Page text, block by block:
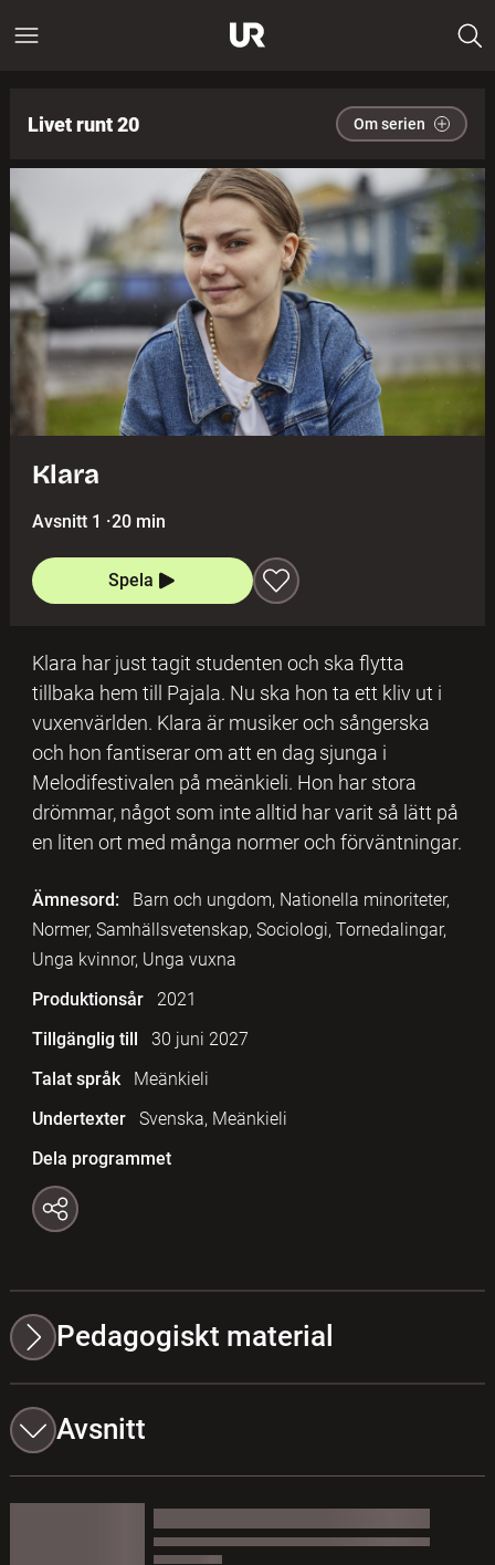
Livet runt 20 Om serien
Klara
Avsnitt 1 ·20 min
Spela
Klara har just tagit studenten och ska flytta
tillbaka hem till Pajala. Nu ska hon ta ett kliv ut i
vuxenvärlden. Klara är musiker och sångerska
och hon fantiserar om att en dag sjunga i
Melodifestivalen på meänkieli. Hon har stora
drömmar, något som inte alltid har varit så lätt på
en liten ort med många normer och förväntningar.
Ämnesord:
Barn och ungdom, Nationella minoriteter,
Normer, Samhällsvetenskap, Sociologi, Tornedalingar,
Unga kvinnor, Unga vuxna
Produktionsår
2021
Tillgänglig till
30 juni 2027
Talat språk
Meänkieli
Undertexter
Svenska, Meänkieli
Dela programmet
Pedagogiskt material
Avsnitt